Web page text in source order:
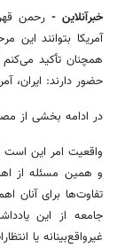
خبرآنلاین -رحمن
آمریکا بتوانند این
همچنان تأکید می‌کنم
حضور دارند: ایران،
در ادامه بخشی از
واقعیت امر این
و همین مسئله از
تفاوت‌ها برای آنان
جامعه از این
غیرواقع‌بینانه یا